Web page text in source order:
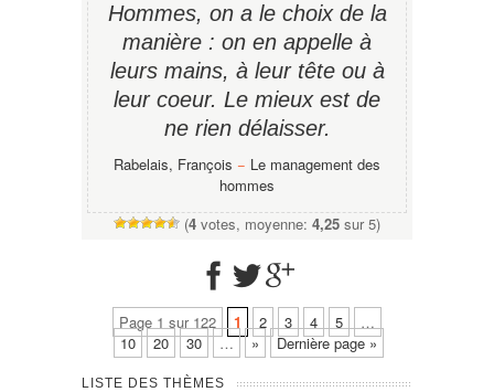
Hommes, on a le choix de la
manière : on en appelle à
leurs mains, à leur tête ou à
leur coeur. Le mieux est de
ne rien délaisser.
Rabelais, François − Le management des
hommes
(4 votes, moyenne: 4,25 sur 5)
Page 1 sur 122 1 2 3 4 5
…
10
20 30 … » Dernière page »
LISTE DES THÈMES